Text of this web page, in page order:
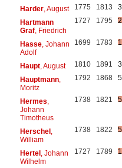
Harder, August 1775 1813
Hartmann
Graf, Friedrich
1727 1795
Hasse, Johann
Adolf
1699 1783
Haupt, August 1810 1891
Hauptmann,
Moritz
1792 1868
Hermes
Johann
Timotheus
1738 1821
Herschel,
William
1738 1822
Hertel, Johann
Wilhelm
1727 1789